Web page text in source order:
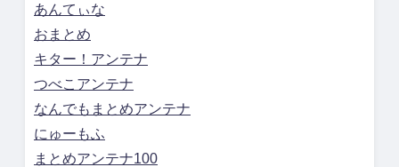
あんてぃな
おまとめ
キター！アンテナ
つべこアンテナ
なんでもまとめアンテナ
にゅーもふ
まとめアンテナ100